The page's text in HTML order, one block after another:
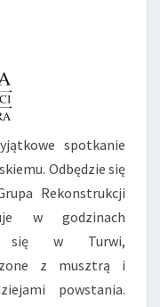
spotkanie
Odbędzie się
Rekonstrukcji
w godzinach
się w Turwi,
z musztrą i
powstania.